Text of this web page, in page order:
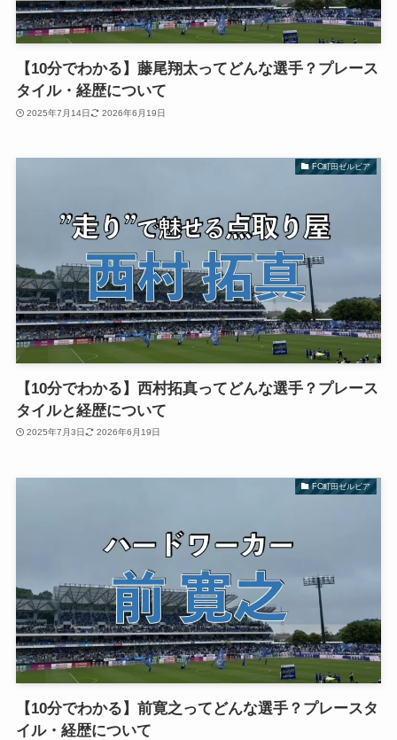
【10分でわかる】藤尾翔太ってどんな選手？プレース
タイル・経歴について
2025年7月14日 2026年6月19日
FC町田ゼルビア
【10分でわかる】西村拓真ってどんな選手？プレース
タイルと経歴について
2025年7月3日 2026年6月19日
FC町田ゼルビア
【10分でわかる】前寛之ってどんな選手？プレースタ
イル・経歴について